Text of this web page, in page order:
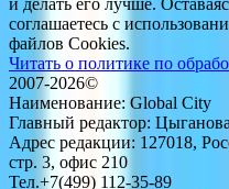
соглашаетесь с
файлов Cookies.
Читать о политике по
2007-2026©
Наименование: Global City
Главный редактор:
Адрес редакции: 127018,
стр. 3, офис 210
Тел.+7(499) 112-35-89